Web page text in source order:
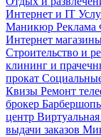
Интернет и IT
Маникюр Реклама
Интернет
Строительство и
клининг и
прокат
Квизы Ремонт
брокер
центр Виртуальная
выдачи заказов